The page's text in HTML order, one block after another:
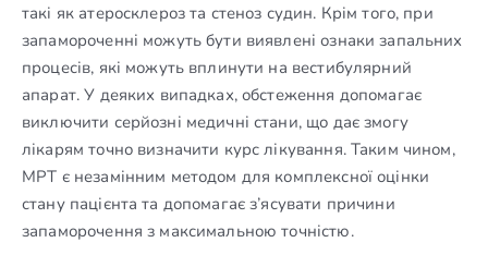
такі як атеросклероз та стеноз судин. Крім того, при
запамороченні можуть бути виявлені ознаки запальних
процесів, які можуть вплинути на вестибулярний
апарат. У деяких випадках, обстеження допомагає
виключити серйозні медичні стани, що дає змогу
лікарям точно визначити курс лікування. Таким чином,
МРТ є незамінним методом для комплексної оцінки
стану пацієнта та допомагає з’ясувати причини
запаморочення з максимальною точністю.